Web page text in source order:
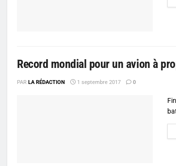
Record mondial pour un avion à
PAR LA RÉDACTION 1 septembre 2017 0